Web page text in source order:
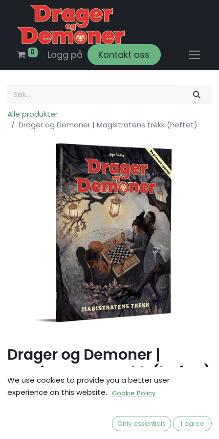
0 Logg på Kontakt oss
Alle produkter
Drager og Demoner | Magistratens trekk (heftet)
Drager og Demoner |
Magistratens trekk (heftet)
Eventyr til DoD på norsk
We use cookies to provide you a better user
experience on this website. Cookie Policy
Only essentials I agree